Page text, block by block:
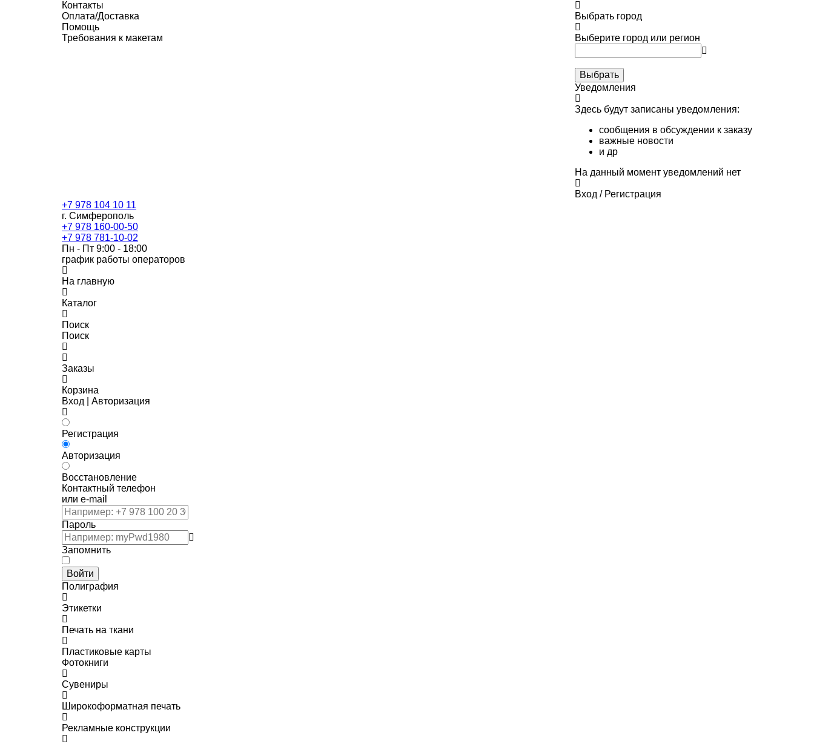
Контакты
Оплата/Доставка
Помощь
Требования к макетам
Выбрать город
Выберите город или регион
Выбрать
Уведомления
Здесь будут записаны уведомления:
сообщения в обсуждении к заказу
важные новости
и др
На данный момент уведомлений нет
Вход / Регистрация
+7 978 104 10 11
г. Симферополь
+7 978 160-00-50
+7 978 781-10-02
Пн - Пт 9:00 - 18:00
график работы операторов
На главную
Каталог
Поиск
Поиск
Заказы
Корзина
Вход | Авторизация
Регистрация
Авторизация
Восстановление
Контактный телефон
или e-mail
Пароль
Запомнить
Войти
Полиграфия
Этикетки
Печать на ткани
Пластиковые карты
Фотокниги
Сувениры
Широкоформатная печать
Рекламные конструкции